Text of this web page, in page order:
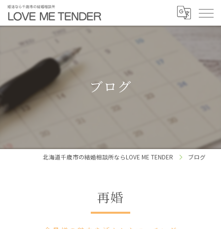
ブログ
北海道千歳市の結婚相談所ならLOVE ME TENDER ブログ
再婚